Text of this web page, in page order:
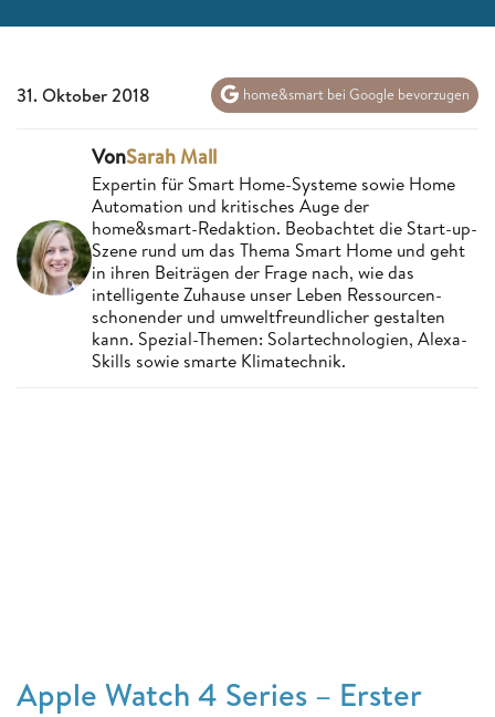
31. Oktober 2018 home&smart bei Google bevorzugen
VonSarah Mall
Expertin für Smart Home-Systeme sowie Home
Automation und kritisches Auge der
home&smart-Redaktion. Beobachtet die Start-up-
Szene rund um das Thema Smart Home und geht
in ihren Beiträgen der Frage nach, wie das
intelligente Zuhause unser Leben Ressourcen-
schonender und umweltfreundlicher gestalten
kann. Spezial-Themen: Solartechnologien, Alexa-
Skills sowie smarte Klimatechnik.
Apple Watch 4 Series – Erster